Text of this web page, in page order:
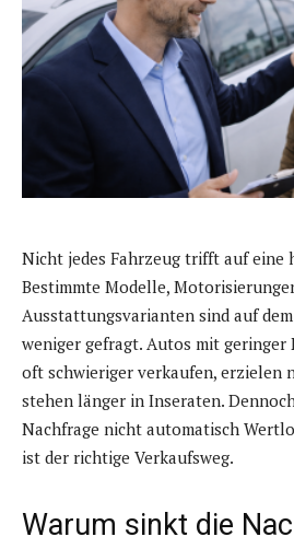
Nicht jedes Fahrzeug trifft auf eine
Bestimmte Modelle,
Ausstattungsvarianten sind auf
weniger gefragt. Autos mit geringer
oft schwieriger verkaufen, erzielen
stehen länger in Inseraten.
Nachfrage nicht automatisch
ist der richtige Verkaufsweg.
Warum sinkt die